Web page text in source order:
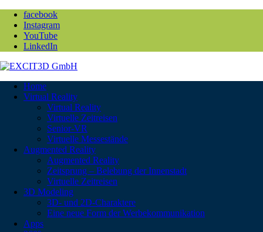
facebook
Instagram
YouTube
LinkedIn
Home
Virtual Reality
Virtual Reality
Virtuelle Zeitreisen
Senior-VR
Virtuelle Messestände
Augmented Reality
Augmented Reality
Zeitsprung – Belebung der Innenstadt
Virtuelle Zeitreisen
3D Modeling
3D- und 2D-Charaktere
Eine neue Form der Werbekommunikation
Apps